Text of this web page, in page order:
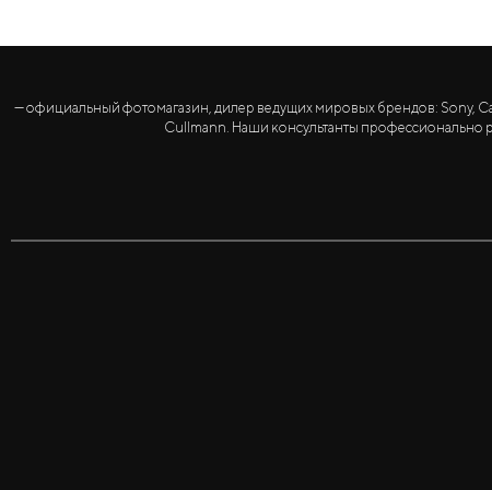
— официальный фотомагазин, дилер ведущих мировых брендов: Sony,
Cullmann. Наши консультанты профессионально